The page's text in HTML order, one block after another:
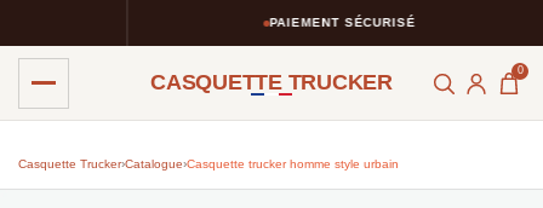
PAIEMENT SÉCURISÉ
CASQUETTE TRUCKER 0
Casquette Trucker›Catalogue›Casquette trucker homme style urbain